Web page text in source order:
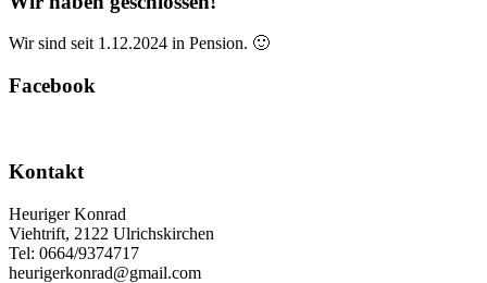
Wir sind seit 1.12.2024 in Pension. 🙂
Facebook
Kontakt
Heuriger Konrad
Viehtrift, 2122 Ulrichskirchen
Tel: 0664/9374717
heurigerkonrad@gmail.com